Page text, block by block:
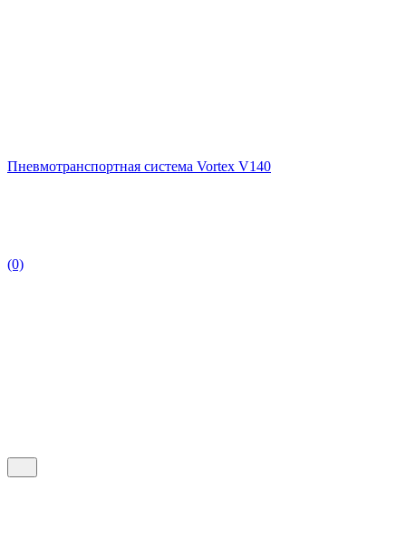
Пневмотранспортная система Vortex V140
(0)